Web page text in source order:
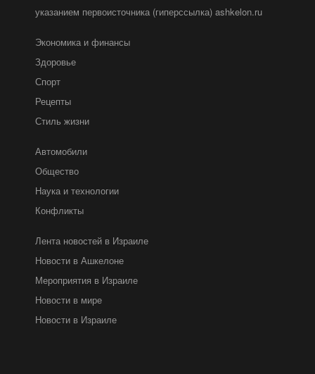
указанием первоисточника (гиперссылка) ashkelon.ru
Экономика и финансы
Здоровье
Спорт
Рецепты
Стиль жизни
Автомобили
Общество
Наука и технологии
Конфликты
Лента новостей в Израиле
Новости в Ашкелоне
Мероприятия в Израиле
Новости в мире
Новости в Израиле